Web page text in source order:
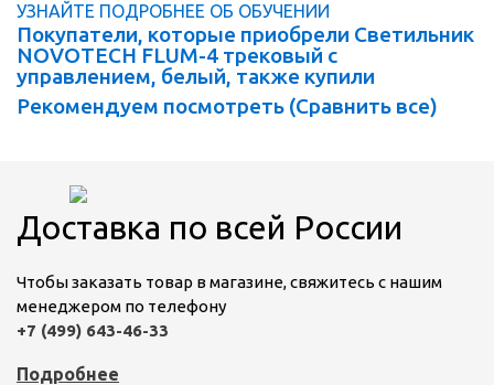
УЗНАЙТЕ ПОДРОБНЕЕ ОБ ОБУЧЕНИИ
Покупатели, которые приобрели Светильник
NOVOTECH FLUM-4 трековый с
управлением, белый, также купили
Рекомендуем посмотреть (Сравнить все)
Доставка по всей России
Чтобы заказать товар в магазине, свяжитесь с нашим
менеджером по телефону
+7 (499) 643-46-33
Подробнее